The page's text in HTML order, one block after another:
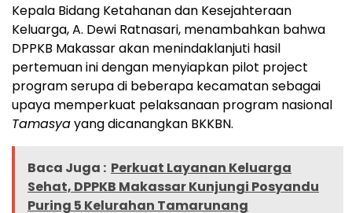
Kepala Bidang Ketahanan dan Kesejahteraan
Keluarga, A. Dewi Ratnasari, menambahkan bahwa
DPPKB Makassar akan menindaklanjuti hasil
pertemuan ini dengan menyiapkan pilot project
program serupa di beberapa kecamatan sebagai
upaya memperkuat pelaksanaan program nasional
Tamasyayang dicanangkan BKKBN.
Baca Juga : Perkuat Layanan Keluarga
Sehat, DPPKB Makassar Kunjungi Posyandu
Puring 5 Kelurahan Tamarunang